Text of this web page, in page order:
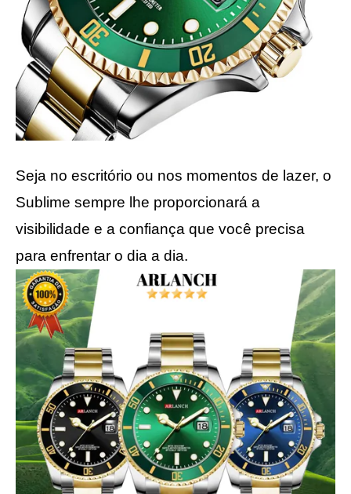
Seja no escritório ou nos momentos de lazer, o
Sublime sempre lhe proporcionará a
visibilidade e a confiança que você precisa
para enfrentar o dia a dia.